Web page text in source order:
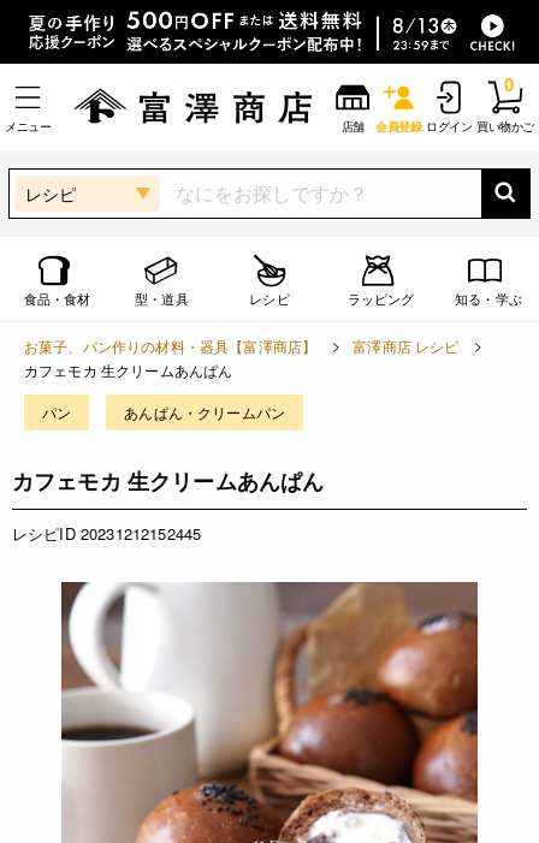
メニュー 店舗 会員登録 ログイン 買い物かご
0
レシピ
食品・食材 型・道具 レシピ ラッピング 知る・学ぶ
お菓子、パン作りの材料・器具【富澤商店】
富澤商店 レシピ
カフェモカ 生クリームあんぱん
パン あんぱん・クリームパン
カフェモカ 生クリームあんぱん
レシピID 20231212152445